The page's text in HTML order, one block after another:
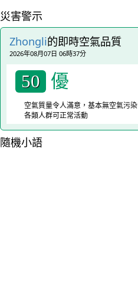
災害警示
Zhongli的即時空氣品質
2026年08月07日 06時37分
50 優
空氣質量令人滿意，基本無空氣污染
各類人群可正常活動
隨機小語